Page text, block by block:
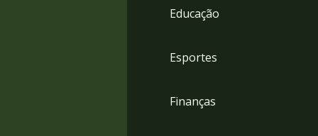
Educação
Esportes
Finanças